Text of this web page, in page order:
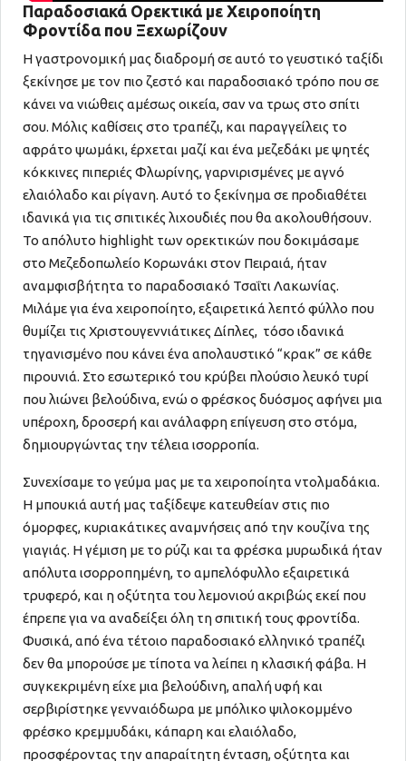
Παραδοσιακά Ορεκτικά με Χειροποίητη
Φροντίδα που Ξεχωρίζουν
Η γαστρονομική μας διαδρομή σε αυτό το γευστικό ταξίδι
ξεκίνησε με τον πιο ζεστό και παραδοσιακό τρόπο που σε
κάνει να νιώθεις αμέσως οικεία, σαν να τρως στο σπίτι
σου. Μόλις καθίσεις στο τραπέζι, και παραγγείλεις το
αφράτο ψωμάκι, έρχεται μαζί και ένα μεζεδάκι με ψητές
κόκκινες πιπεριές Φλωρίνης, γαρνιρισμένες με αγνό
ελαιόλαδο και ρίγανη. Αυτό το ξεκίνημα σε προδιαθέτει
ιδανικά για τις σπιτικές λιχουδιές που θα ακολουθήσουν.
Το απόλυτο highlight των ορεκτικών που δοκιμάσαμε
στο Μεζεδοπωλείο Κορωνάκι στον Πειραιά, ήταν
αναμφισβήτητα το παραδοσιακό Τσαΐτι Λακωνίας.
Μιλάμε για ένα χειροποίητο, εξαιρετικά λεπτό φύλλο που
θυμίζει τις Χριστουγεννιάτικες Δίπλες, τόσο ιδανικά
τηγανισμένο που κάνει ένα απολαυστικό “κρακ” σε κάθε
πιρουνιά. Στο εσωτερικό του κρύβει πλούσιο λευκό τυρί
που λιώνει βελούδινα, ενώ ο φρέσκος δυόσμος αφήνει μια
υπέροχη, δροσερή και ανάλαφρη επίγευση στο στόμα,
δημιουργώντας την τέλεια ισορροπία.
Συνεχίσαμε το γεύμα μας με τα χειροποίητα ντολμαδάκια.
Η μπουκιά αυτή μας ταξίδεψε κατευθείαν στις πιο
όμορφες, κυριακάτικες αναμνήσεις από την κουζίνα της
γιαγιάς. Η γέμιση με το ρύζι και τα φρέσκα μυρωδικά ήταν
απόλυτα ισορροπημένη, το αμπελόφυλλο εξαιρετικά
τρυφερό, και η οξύτητα του λεμονιού ακριβώς εκεί που
έπρεπε για να αναδείξει όλη τη σπιτική τους φροντίδα.
Φυσικά, από ένα τέτοιο παραδοσιακό ελληνικό τραπέζι
δεν θα μπορούσε με τίποτα να λείπει η κλασική φάβα. Η
συγκεκριμένη είχε μια βελούδινη, απαλή υφή και
σερβιρίστηκε γενναιόδωρα με μπόλικο ψιλοκομμένο
φρέσκο κρεμμυδάκι, κάπαρη και ελαιόλαδο,
προσφέροντας την απαραίτητη ένταση, οξύτητα και